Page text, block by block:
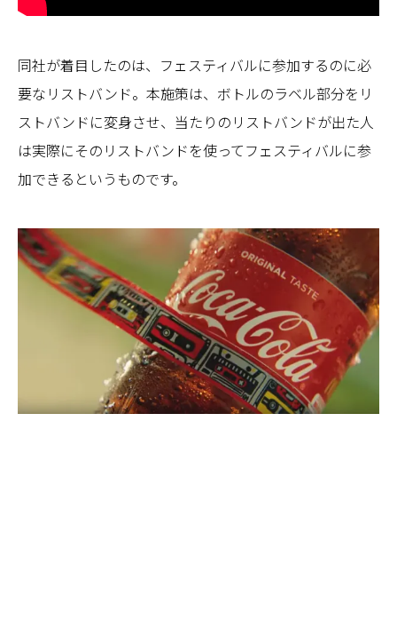
同社が着目したのは、フェスティバルに参加するのに必
要なリストバンド。本施策は、ボトルのラベル部分をリ
ストバンドに変身させ、当たりのリストバンドが出た人
は実際にそのリストバンドを使ってフェスティバルに参
加できるというものです。